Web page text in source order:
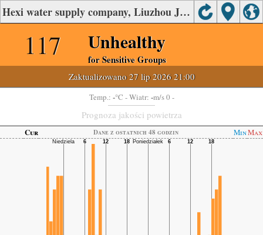
Hexi water supply company, Liuzhou Jakość powietrza.
117 Unhealthy
for Sensitive Groups
Zaktualizowano 27 lip 2026 21:00
Temp.: -°C - Wiatr: -m/s 0 -
Prognoza jakości powietrza
Cur Dane z ostatnich 48 godzin MinMax